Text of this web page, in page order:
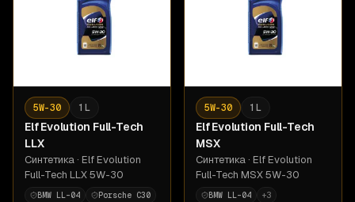
5W-30 1 L
Elf Evolution Full-Tech
LLX
Синтетика · Elf Evolution
Full-Tech LLX 5W-30
BMW LL-04
Porsche C30
5W-30 1 L
Elf Evolution Full-Tech
MSX
Синтетика · Elf Evolution
Full-Tech MSX 5W-30
BMW LL-04 +3